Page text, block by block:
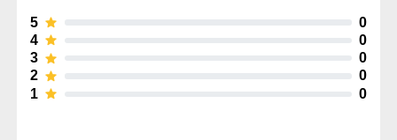
5
0
4
0
3
0
2
0
1
0